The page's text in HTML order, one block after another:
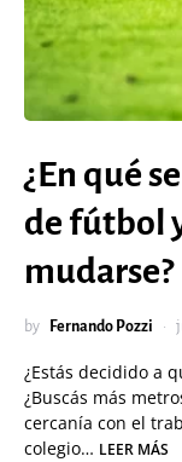
¿En qué
de fútbol
mudarse?
by Fernando Pozzi
¿Estás decidido a
¿Buscás más
cercanía con el
colegio… LEER MÁS